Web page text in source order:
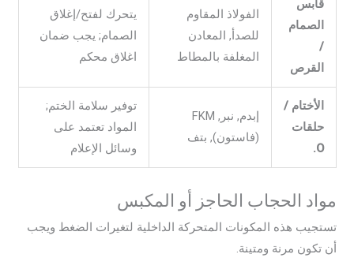
قابس
الصمام
/
القرص
الفولاذ المقاوم
للصدأ, المعادن
المغلفة بالمطاط
يتحرك لفتح/إغلاق
الصمام; يجب ضمان
اغلاق محكم
الأختام /
حلقات
O.
إبدم, نبر, FKM
(فاستون), بتف
توفير سلامة الختم;
المواد تعتمد على
وسائل الإعلام
مواد الحجاب الحاجز أو المكبس
تستجيب هذه المكونات المتحركة الداخلية لتغيرات الضغط ويجب
أن تكون مرنة ومتينة.